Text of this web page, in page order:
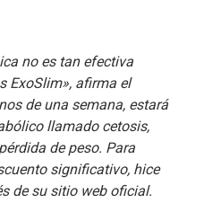
no es tan efectiva
ExoSlim», afirma el
de una semana, estará
llamado cetosis,
de peso. Para
significativo, hice
de su sitio web oficial.